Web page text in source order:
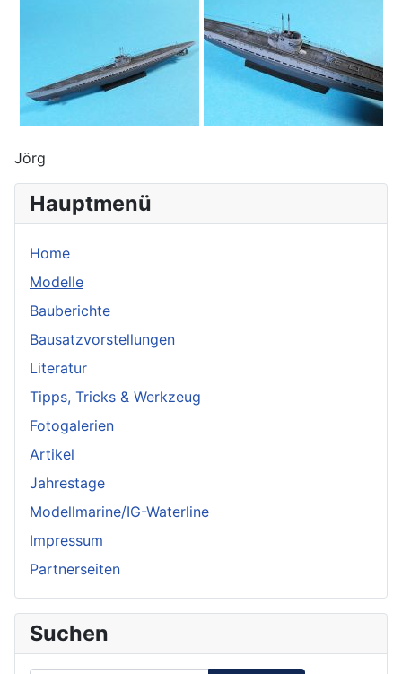
Hauptmenü
Home
Modelle
Bauberichte
Bausatzvorstellungen
Literatur
Tipps, Tricks & Werkzeug
Fotogalerien
Artikel
Jahrestage
Modellmarine/IG-Waterline
Impressum
Partnerseiten
Suchen
Jörg